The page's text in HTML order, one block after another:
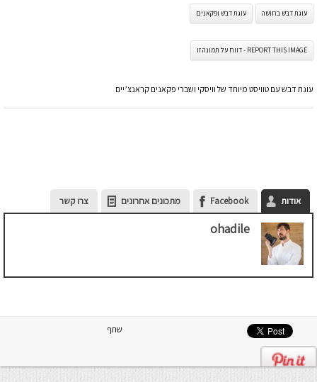
עוגת דבש בחושה עוגת דבש ופקאנים
REPORT THIS IMAGE - דווח על תמונה זו
עוגת דבש עם טוויסט מיוחד של וויסקי ושברי פקאנים קראנצ’יים
אודות Facebook מתכונים אחרונים צרו קשר
ohadile
שתף